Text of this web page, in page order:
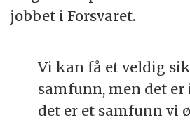
jobbet i Forsvaret.
Vi kan få et veldig
samfunn, men det
det er et samfunn vi